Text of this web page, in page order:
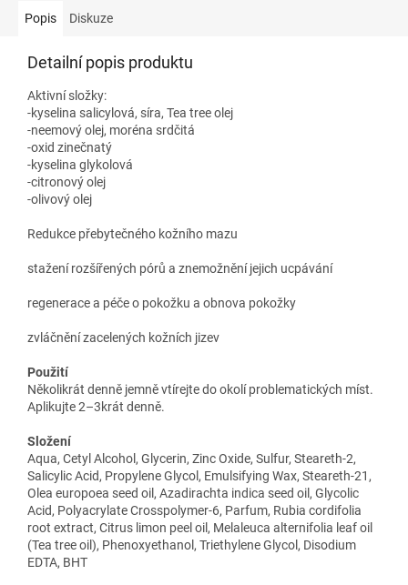
Popis Diskuze
Detailní popis produktu
Aktivní složky:
-kyselina salicylová, síra, Tea tree olej
-neemový olej, moréna srdčitá
-oxid zinečnatý
-kyselina glykolová
-citronový olej
-olivový olej
Redukce přebytečného kožního mazu
stažení rozšířených pórů a znemožnění jejich ucpávání
regenerace a péče o pokožku a obnova pokožky
zvláčnění zacelených kožních jizev
Použití
Několikrát denně jemně vtírejte do okolí problematických míst.
Aplikujte 2–3krát denně.
Složení
Aqua, Cetyl Alcohol, Glycerin, Zinc Oxide, Sulfur, Steareth-2,
Salicylic Acid, Propylene Glycol, Emulsifying Wax, Steareth-21,
Olea europoea seed oil, Azadirachta indica seed oil, Glycolic
Acid, Polyacrylate Crosspolymer-6, Parfum, Rubia cordifolia
root extract, Citrus limon peel oil, Melaleuca alternifolia leaf oil
(Tea tree oil), Phenoxyethanol, Triethylene Glycol, Disodium
EDTA, BHT